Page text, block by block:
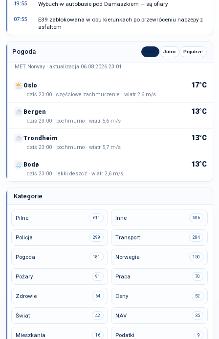
19:55 Wybuch w autobusie pod Damaszkiem — są ofiary
07:55
E39 zablokowana w obu kierunkach po przewróceniu naczepy z
asfaltem
Pogoda Dziś Jutro Pojutrze
MET Norway · aktualizacja 06.08.2026 23:01
Oslo 17°C
dziś 23:00 · częściowe zachmurzenie · wiatr 2,6 m/s
Bergen 13°C
dziś 23:00 · pochmurno · wiatr 5,6 m/s
Trondheim 13°C
dziś 23:00 · pochmurno · wiatr 5,7 m/s
Bodø 13°C
dziś 23:00 · lekki deszcz · wiatr 2,6 m/s
Kategorie
Pilne 611 Inne 506
Policja 299 Transport 204
Pogoda 181 Norwegia 150
Pożary 91 Praca 70
Zdrowie 64 Ceny 52
Świat 42 NAV 35
Mieszkania 16 Podatki 9